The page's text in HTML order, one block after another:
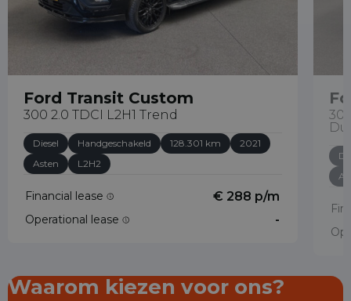
Ford Transit Custom
300 2.0 TDCI L2H1 Trend
Diesel Handgeschakeld 128.301 km
2021
Asten
L2H2
Financial lease € 288 p/m
Operational lease -
Waarom kiezen voor ons?